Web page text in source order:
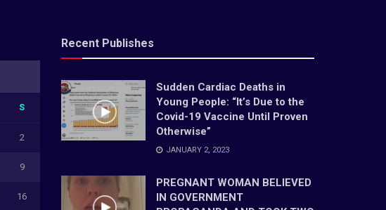
S
2
9
16
Recent Publishes
Sudden Cardiac Deaths in
Young People: “It’s Due to the
Covid-19 Vaccine Until Proven
Otherwise”
JANUARY 2, 2023
PREGNANT WOMAN BELIEVED
IN GOVERNMENT